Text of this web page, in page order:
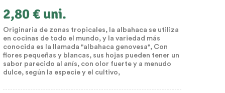
2,80 € uni.
Originaria de zonas tropicales, la albahaca se utiliza
en cocinas de todo el mundo, y la variedad más
conocida es la llamada "albahaca genovesa", Con
flores pequeñas y blancas, sus hojas pueden tener un
sabor parecido al anís, con olor fuerte y a menudo
dulce, según la especie y el cultivo,